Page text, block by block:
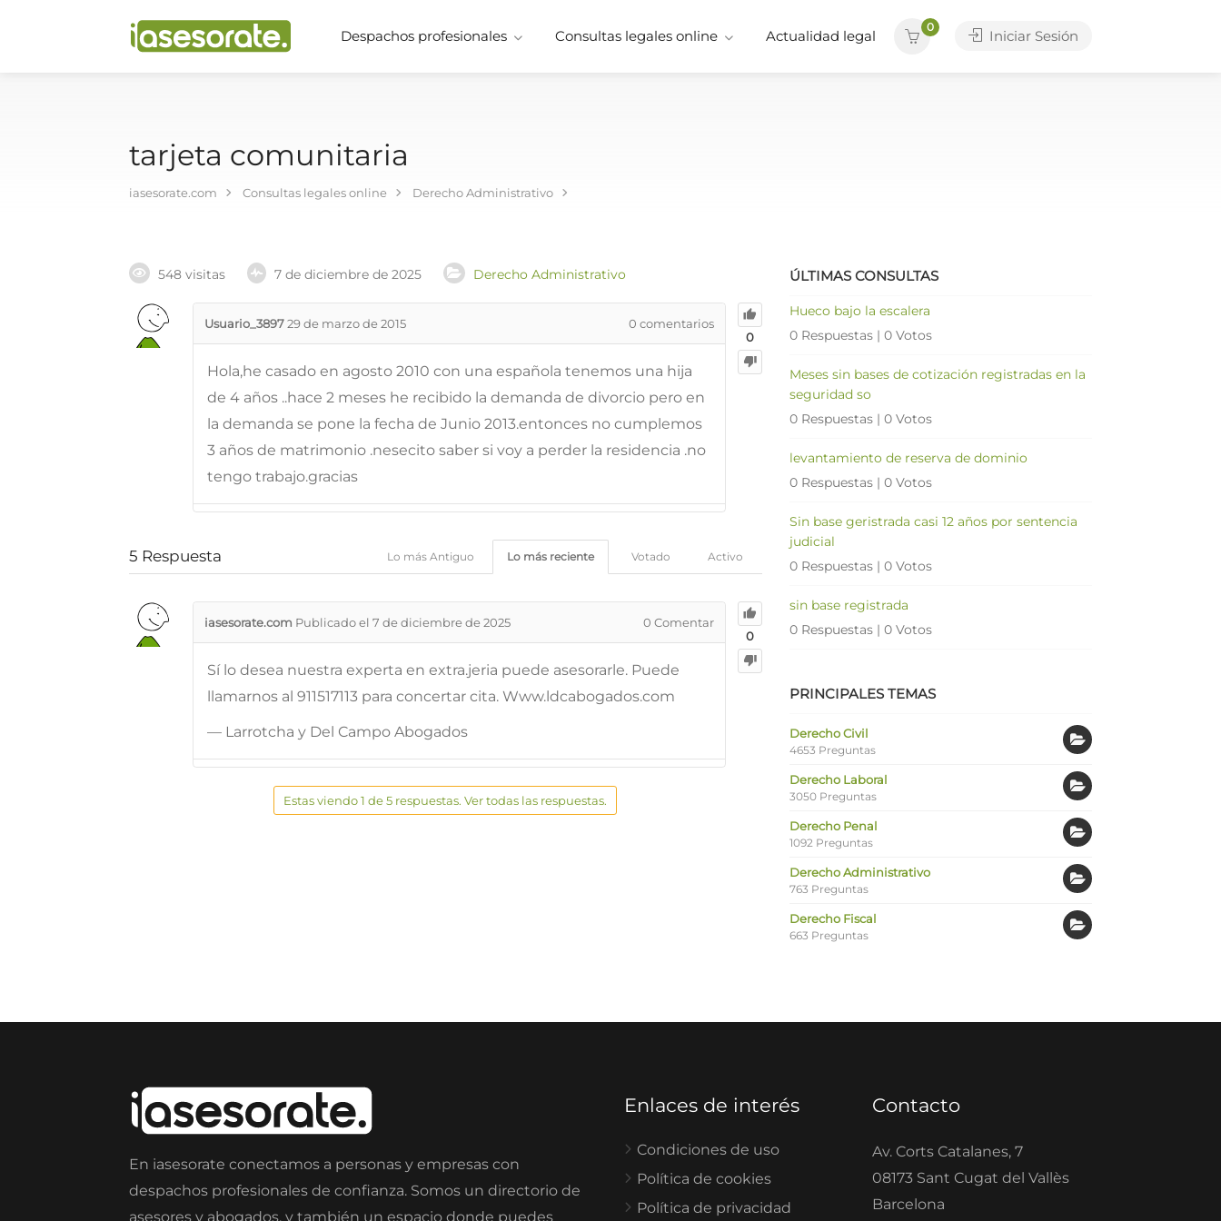
Despachos profesionales Consultas legales online Actualidad legal
0
Iniciar Sesión
tarjeta comunitaria
iasesorate.com Consultas legales online Derecho Administrativo
548 visitas 7 de diciembre de 2025 Derecho Administrativo
0
Usuario_389729 de marzo de 2015 0 comentarios
Hola,he casado en agosto 2010 con una española tenemos una hija
de 4 años ..hace 2 meses he recibido la demanda de divorcio pero en
la demanda se pone la fecha de Junio 2013.entonces no cumplemos
3 años de matrimonio .nesecito saber si voy a perder la residencia .no
tengo trabajo.gracias
5 Respuesta Activo
Votado
Lo más reciente
Lo más Antiguo
0
iasesorate.com Publicado el 7 de diciembre de 2025 0 Comentar
Sí lo desea nuestra experta en extra.jeria puede asesorarle. Puede
llamarnos al 911517113 para concertar cita. Www.ldcabogados.com
— Larrotcha y Del Campo Abogados
Estas viendo 1 de 5 respuestas. Ver todas las respuestas.
ÚLTIMAS CONSULTAS
Hueco bajo la escalera
0 Respuestas | 0 Votos
Meses sin bases de cotización registradas en la
seguridad so
0 Respuestas | 0 Votos
levantamiento de reserva de dominio
0 Respuestas | 0 Votos
Sin base geristrada casi 12 años por sentencia
judicial
0 Respuestas | 0 Votos
sin base registrada
0 Respuestas | 0 Votos
PRINCIPALES TEMAS
Derecho Civil
4653 Preguntas
Derecho Laboral
3050 Preguntas
Derecho Penal
1092 Preguntas
Derecho Administrativo
763 Preguntas
Derecho Fiscal
663 Preguntas
En iasesorate conectamos a personas y empresas con
despachos profesionales de confianza. Somos un directorio de
asesores y abogados, y también un espacio donde puedes
Enlaces de interés
Condiciones de uso
Política de cookies
Política de privacidad
Contacto
Av. Corts Catalanes, 7
08173 Sant Cugat del Vallès
Barcelona